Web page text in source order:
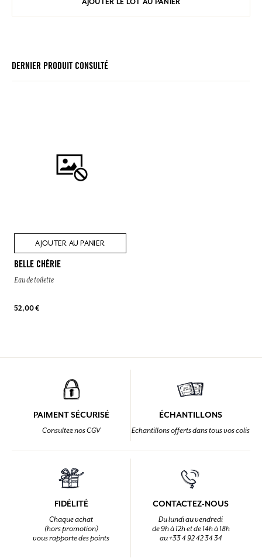
DERNIER PRODUIT CONSULTÉ
AJOUTER AU PANIER
BELLE CHÉRIE
Eau de toilette
52,00 €
PAIMENT SÉCURISÉ
Consultez nos CGV
ÉCHANTILLONS
Echantillons offerts dans tous vos colis
FIDÉLITÉ
Chaque achat
(hors promotion)
vous rapporte des points
CONTACTEZ-NOUS
Du lundi au vendredi
de 9h à 12h et de 14h à 18h
au +33 4 92 42 34 34